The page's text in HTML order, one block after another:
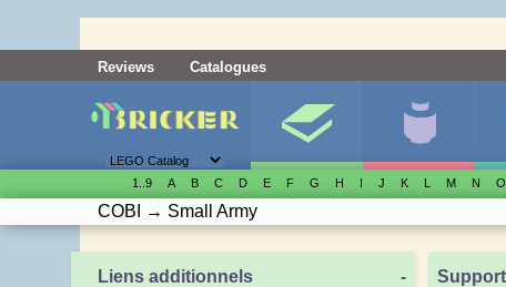
Reviews
Catalogues
1..9
A B C D E F G H I J K L M N O
COBI → Small Army
Liens additionnels -